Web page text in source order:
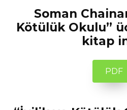
Soman
Kötülük Okulu”
kitap
PDF